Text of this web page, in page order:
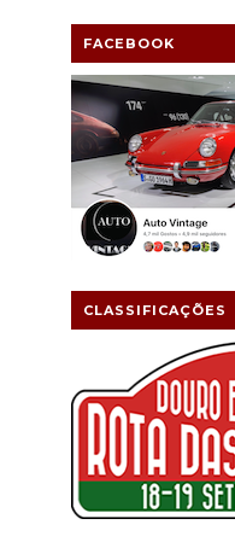
FACEBOOK
CLASSIFICAÇÕES